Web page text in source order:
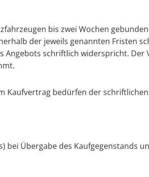
bis zwei Wochen
der jeweils genannten Fristen
Angebots schriftlich widerspricht.
Kaufvertrag bedürfen der
bei Übergabe des Kaufgegenstands